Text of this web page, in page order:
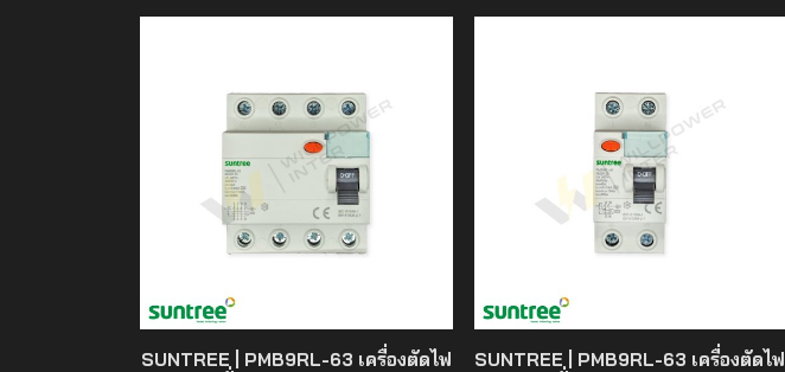
SUNTREE | PMB9RL-63 เครื่องตัดไฟ
SUNTREE | PMB9RL-63 เครื่องตัดไฟ